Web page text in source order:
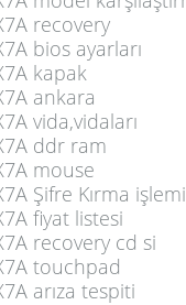
recovery
bios ayarları
kapak
ankara
vida,vidaları
ddr ram
mouse
Şifre Kırma işlemi
fiyat listesi
recovery cd si
touchpad
arıza tespiti